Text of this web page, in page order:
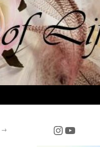
→ Instagram YouTube